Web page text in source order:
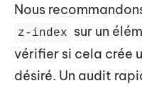
Nous
z-index sur un
vérifier si cela crée
désiré. Un audit